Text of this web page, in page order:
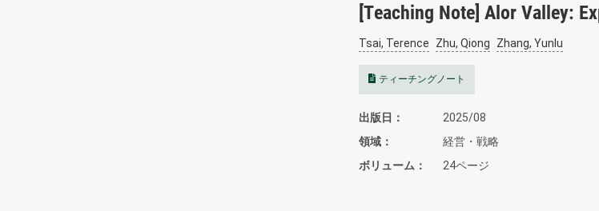
[Teaching Note] Alor Valley:
Tsai, Terence Zhu, Qiong Zhang, Yunlu
ティーチングノート
出版日
2025/08
領域
経営・戦略
ボリューム
24ページ